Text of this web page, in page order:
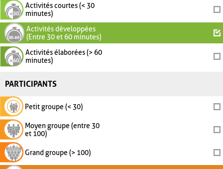
Activités courtes (< 30
minutes)
Activités développées
(Entre 30 et 60 minutes)
Activités élaborées (> 60
minutes)
PARTICIPANTS
Petit groupe (< 30)
Moyen groupe (entre 30
et 100)
Grand groupe (> 100)